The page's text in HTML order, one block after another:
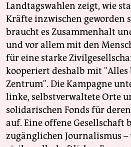
Landtagswahlen zeigt, wie
Kräfte inzwischen geworden
braucht es Zusammenhalt
und vor allem mit den
für eine starke
kooperiert deshalb mit
Zentrum". Die Kampagne
linke, selbstverwaltete Orte
solidarischen Fonds für
auf. Eine offene Gesellschaft
zugänglichen Journalismus –